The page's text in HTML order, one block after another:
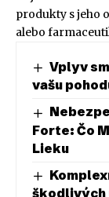
produkty s jeho
alebo
Vplyv
vašu
Forte: Čo
Lieku
škodlivých